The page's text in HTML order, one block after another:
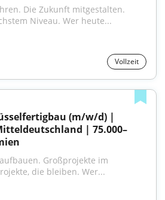
Die Zukunft mitgestalten.
Niveau. Wer heute...
Vollzeit
(m/w/d) |
| 75.000–
Großprojekte im
die bleiben. Wer...